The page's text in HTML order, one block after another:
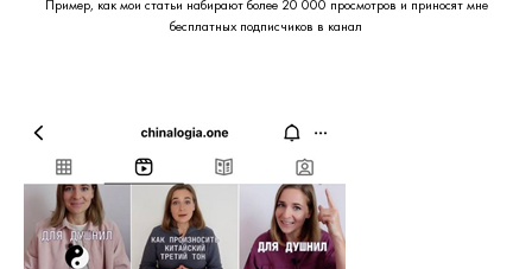
Пример, как мои статьи набирают более 20 000 просмотров и приносят мне
бесплатных подписчиков в канал